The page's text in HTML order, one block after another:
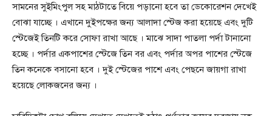
সামনের সুইমিংপুল সহ মাঠটাতে বিয়ে পড়ানো হবে তা ডেকোরেশন দেখেই
বোঝা যাচ্ছে । এখানে দুইপক্ষের জন্য আলাদা স্টেজ করা হয়েছে এবং দুটি
স্টেজেই তিনটি করে সোফা রাখা আছে । মাঝে সাদা পাতলা পর্দা টানানো
হচ্ছে । পর্দার একপাশের স্টেজে তিন বর এবং পর্দার অপর পাশের স্টেজে
তিন কনেকে বসানো হবে । দুই স্টেজের পাশে এবং পেছনে জায়গা রাখা
হয়েছে লোকজনের জন্য ।